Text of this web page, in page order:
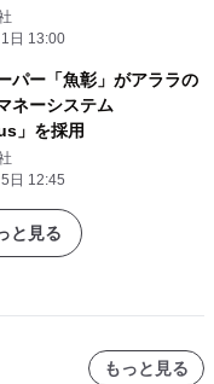
開発
日 13:00
パー「魚彰」がアララの
ネーシステム
」を採用
日 12:45
と見る
もっと見る